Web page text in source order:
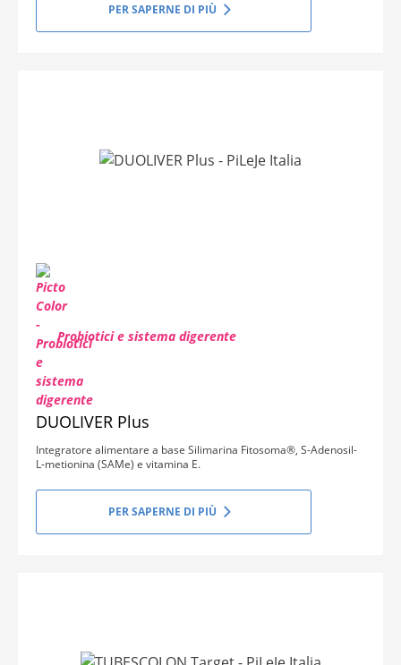
PER SAPERNE DI PIÙ
Probiotici e sistema digerente
DUOLIVER Plus
Integratore alimentare a base Silimarina Fitosoma®, S-Adenosil-
L-metionina (SAMe) e vitamina E.
PER SAPERNE DI PIÙ